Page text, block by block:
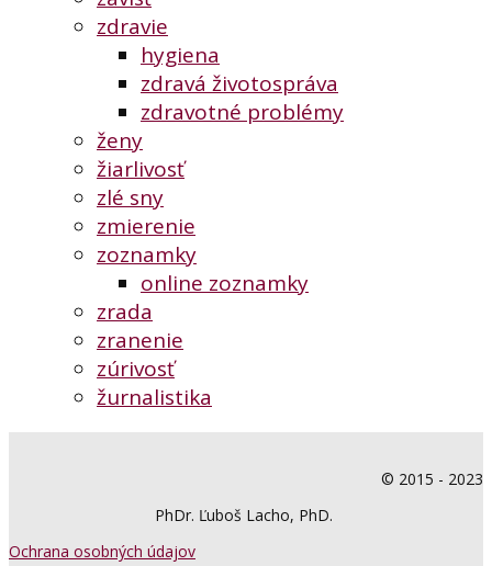
zdravie
hygiena
zdravá životospráva
zdravotné problémy
ženy
žiarlivosť
zlé sny
zmierenie
zoznamky
online zoznamky
zrada
zranenie
zúrivosť
žurnalistika
© 2015 - 2023
PhDr. Ľuboš Lacho, PhD.
Ochrana osobných údajov